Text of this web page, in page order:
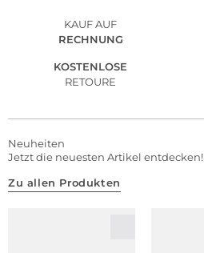
KAUF AUF
RECHNUNG
KOSTENLOSE
RETOURE
Neuheiten
Jetzt die neuesten Artikel entdecken!
Zu allen Produkten